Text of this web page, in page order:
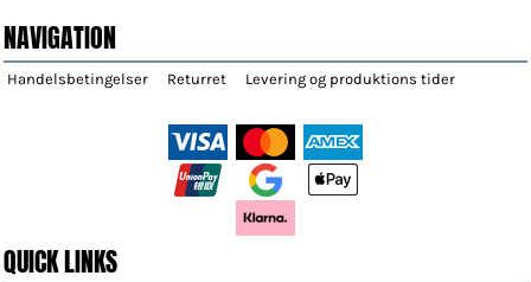
NAVIGATION
Handelsbetingelser Returret Levering og produktions tider
QUICK LINKS